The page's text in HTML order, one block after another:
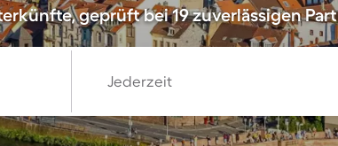
geprüft bei 19 zuverlässigen
Jederzeit